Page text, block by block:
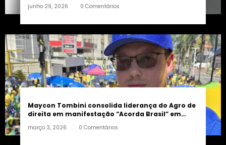
junho 29, 2026 0 Comentários
Maycon Tombini consolida liderança do Agro de
direita em manifestação “Acorda Brasil” em
março 3, 2026 0 Comentários